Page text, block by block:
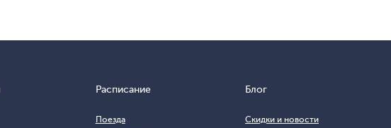
Расписание
Поезда
Блог
Скидки и новости